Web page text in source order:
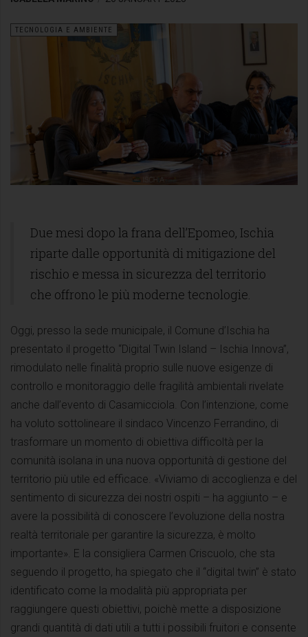
TECNOLOGIA E AMBIENTE
Due mesi dopo la frana dell’Epomeo, Ischia
riparte dalle opportunità di mitigazione del
rischio e messa in sicurezza del territorio
che offrono le più moderne tecnologie.
Oggi, presso la sede municipale, il Comune d’Ischia ha
presentato il progetto “Digital Twin Island – Ischia Innova”,
rimodulato nelle finalità proprio sulle nuove esigenze di
controllo e monitoraggio delle fragilità ambientali rivelate
anche dall’evento di Casamicciola. Con l’intenzione, come
ha voluto sottolineare il sindaco Vincenzo Ferrandino, di
trasformare un momento di obiettiva difficoltà per la
comunità isolana in una nuova opportunità di gestione del
territorio più utile ed efficace. «Viviamo di accoglienza e del
sentimento di sicurezza dei nostri ospiti – ha aggiunto – e
avere la possibilità di conoscere l’evoluzione della nostra
realtà territoriale per garantire la sicurezza, è molto
importante». E la consigliera Carmen Criscuolo, che sta
seguendo il progetto, ha spiegato che il “digital twin” è stato
identificato come la modalità più appropriata per
raggiungere questi obiettivi, poichè mette a disposizione
grandi quantità di dati utili a tutti i possibili fruitori e consente